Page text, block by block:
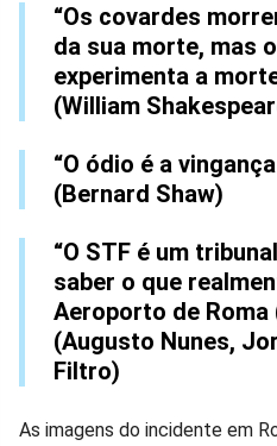
Compartilhar
no
Compartilhar
no
no
“Os covardes
da sua morte, mas
experimenta a
(William
“O ódio é a
(Bernard Shaw)
“O STF é um
saber o que
Aeroporto de Roma
(Augusto Nunes,
Filtro)
As imagens do incidente em